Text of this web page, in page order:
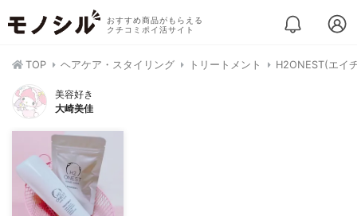
おすすめ商品がもらえる
クチコミポイ活サイト
TOP ヘアケア・スタイリング トリートメント H2ONEST(エイ
美容好き
大崎美佳